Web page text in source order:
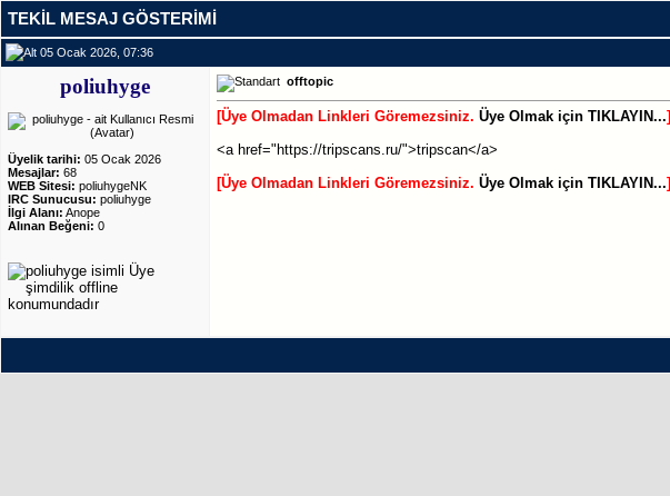
TEKIL MESAJ GÖSTERIMI
05 Ocak 2026, 07:36
poliuhyge
Üyelik tarihi: 05 Ocak 2026
Mesajlar: 68
WEB Sitesi: poliuhygeNK
IRC Sunucusu: poliuhyge
İlgi Alanı: Anope
Alınan Beğeni: 0
offtopic
[Üye Olmadan Linkleri Göremezsiniz. Üye Olmak için TIKLAYIN...]
<a href="https://tripscans.ru/">tripscan</a>
[Üye Olmadan Linkleri Göremezsiniz. Üye Olmak için TIKLAYIN...]